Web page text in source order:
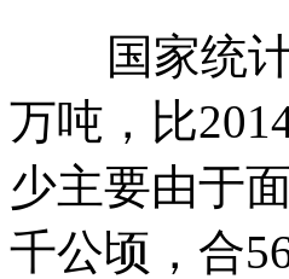
国家统计
万吨，比
少主要由于
千公顷，合